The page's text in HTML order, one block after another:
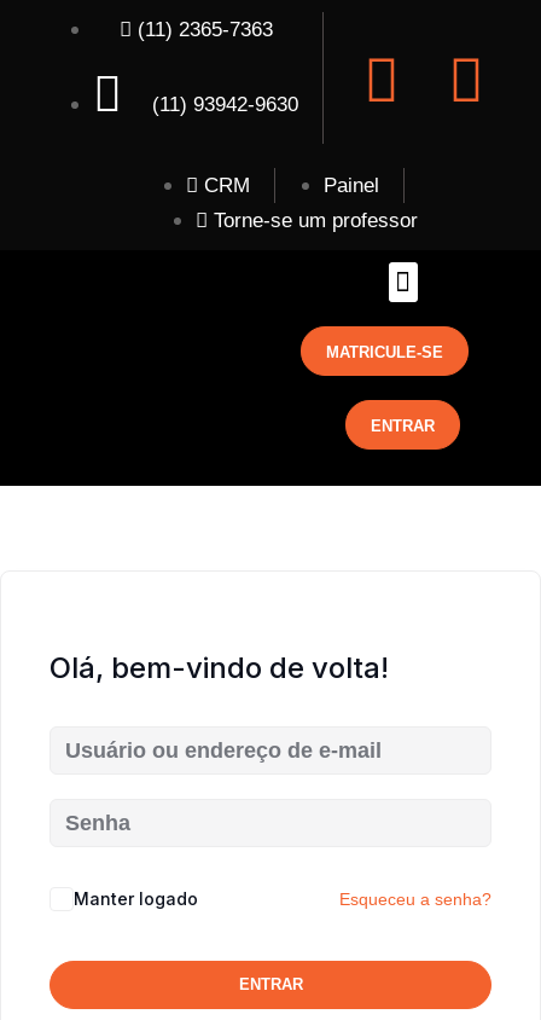
(11) 2365-7363
(11) 93942-9630
CRM
Painel
Torne-se um professor
MATRICULE-SE
ENTRAR
Olá, bem-vindo de volta!
Manter logado Esqueceu a senha?
ENTRAR